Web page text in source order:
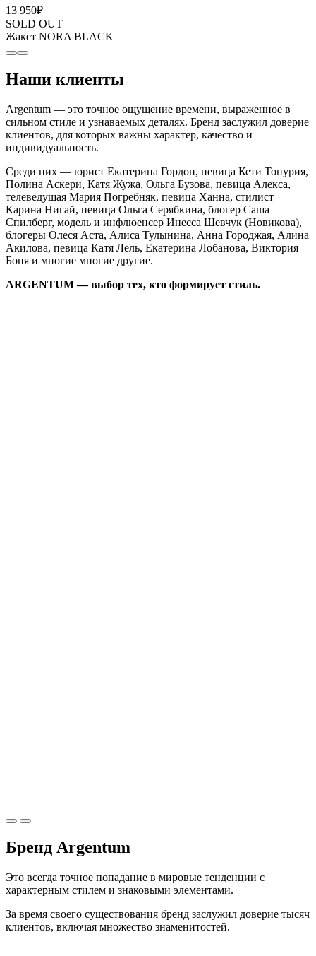
13 950₽
SOLD OUT
Жакет NORA BLACK
Наши клиенты
Argentum — это точное ощущение времени, выраженное в
сильном стиле и узнаваемых деталях. Бренд заслужил доверие
клиентов, для которых важны характер, качество и
индивидуальность.
Среди них — юрист Екатерина Гордон, певица Кети Топурия,
Полина Аскери, Катя Жужа, Ольга Бузова, певица Алекса,
телеведущая Мария Погребняк, певица Ханна, стилист
Карина Нигай, певица Ольга Серябкина, блогер Саша
Спилберг, модель и инфлюенсер Инесса Шевчук (Новикова),
блогеры Олеся Аста, Алиса Тулынина, Анна Городжая, Алина
Акилова, певица Катя Лель, Екатерина Лобанова, Виктория
Боня и многие многие другие.
ARGENTUM — выбор тех, кто формирует стиль.
Бренд Argentum
Это всегда точное попадание в мировые тенденции с
характерным стилем и знаковыми элементами.
За время своего существования бренд заслужил доверие тысяч
клиентов, включая множество знаменитостей.